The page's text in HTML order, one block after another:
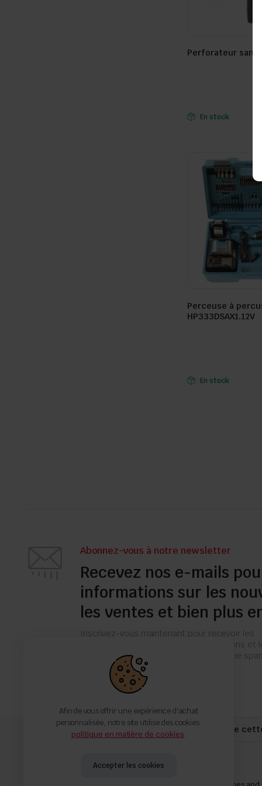
Perforateur sans
En stock
Perceuse à
HP333DSAX1.12V
En stock
Abonnez-vous à notre newsletter
Recevez nos e-mails
informations sur les
les ventes et bien plus
Inscrivez-vous maintenant pour recevoir les
dernières mises à jour sur les promotions et
coupons. Ne vous inquiétez pas, nous ne
Jusqu'à -40% pour toute commande
Afin de vous offrir une expérience d'achat
personnalisée, notre site utilise des cookies.
politique en matière de cookies.
Accepter les cookies